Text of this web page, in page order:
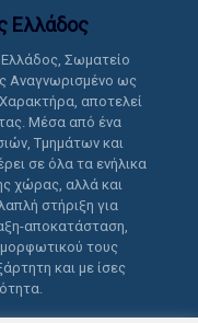
Ελλάδoς
Σωματείο
Αναγνωρισμένο ως
αποτελεί
Μέσα από ένα
Τμημάτων και
σε όλα τα ενήλικα
χώρας, αλλά και
στήριξη για
αποκατάσταση,
τους
και με ίσες